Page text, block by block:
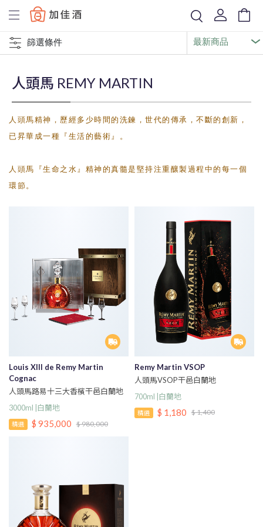
Baccus
篩選條件
人頭馬 REMY MARTIN
人頭馬精神，歷經多少時間的洗鍊，世代的傳承，不斷的創新，
已昇華成一種『生活的藝術』。
人頭馬『生命之水』精神的真髓是堅持注重釀製過程中的每一個
環節。
Louis XIII de Remy Martin
Cognac
人頭馬路易十三大香檳干邑白蘭地
3000ml |白蘭地
精選 $ 935,000 $ 980,000
Remy Martin VSOP
人頭馬VSOP干邑白蘭地
700ml |白蘭地
精選 $ 1,180 $ 1,400